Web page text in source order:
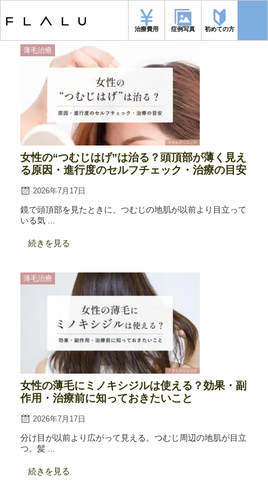
治療費用 症例写真 初めての方
薄毛治療
女性の“つむじはげ”は治る？頭頂部が薄く見え
る原因・進行度のセルフチェック・治療の目安
2026年7月17日
鏡で頭頂部を見たときに、つむじの地肌が以前より目立って
いる気 ...
続きを見る
薄毛治療
女性の薄毛にミノキシジルは使える？効果・副
作用・治療前に知っておきたいこと
2026年7月17日
分け目が以前より広がって見える。つむじ周辺の地肌が目立
つ。髪 ...
続きを見る